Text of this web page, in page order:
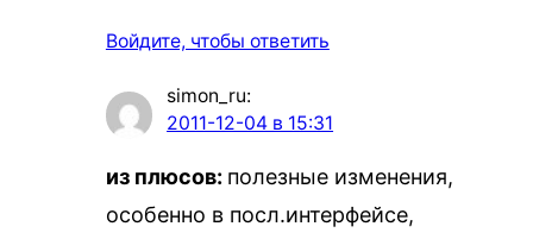
Войдите, чтобы ответить
simon_ru:
2011-12-04 в 15:31
из плюсов: полезные изменения,
особенно в посл.интерфейсе,